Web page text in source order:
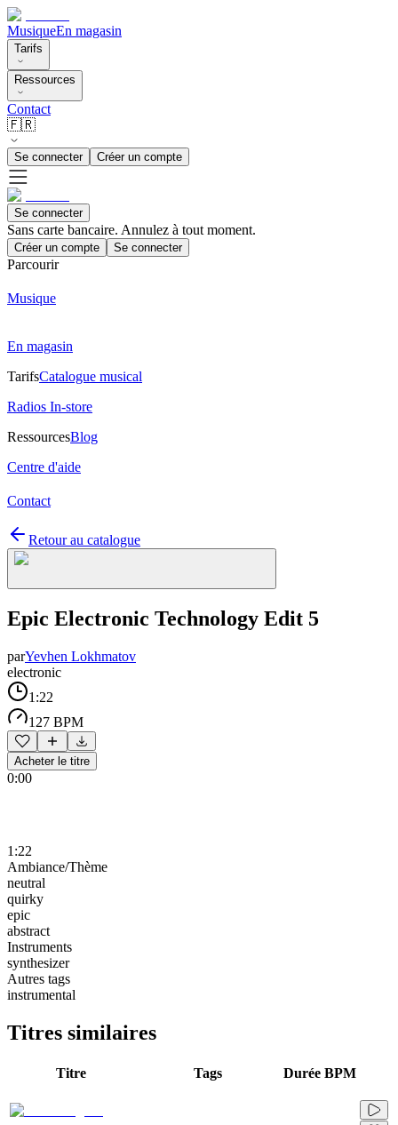
MusiqueEn magasin
Tarifs
Ressources
Contact
🇫🇷
Se connecter Créer un compte
Se connecter
Sans carte bancaire. Annulez à tout moment.
Créer un compte Se connecter
Parcourir
Musique
En magasin
TarifsCatalogue musical
Radios In-store
RessourcesBlog
Centre d'aide
Contact
Retour au catalogue
Epic Electronic Technology Edit 5
parYevhen Lokhmatov
electronic
1:22
127 BPM
Acheter le titre
0:00
1:22
Ambiance/Thème
neutral
quirky
epic
abstract
Instruments
synthesizer
Autres tags
instrumental
Titres similaires
Titre Tags Durée BPM